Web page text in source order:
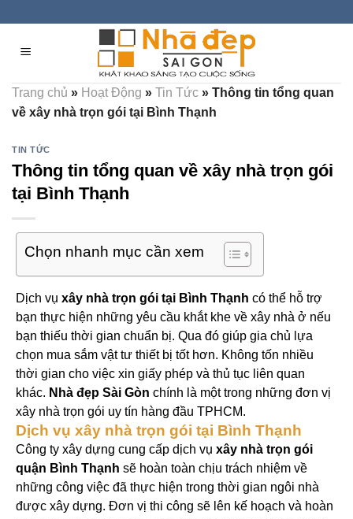
content
Trang chủ » Hoạt Động » Tin Tức » Thông tin tổng quan
về xây nhà trọn gói tại Bình Thạnh
TIN TỨC
Thông tin tổng quan về xây nhà trọn gói
tại Bình Thạnh
Chọn nhanh mục cần xem
Dịch vụ xây nhà trọn gói tại Bình Thạnh có thể hỗ trợ
bạn thực hiện những yêu cầu khắt khe về xây nhà ở nếu
bạn thiếu thời gian chuẩn bị. Qua đó giúp gia chủ lựa
chọn mua sắm vật tư thiết bị tốt hơn. Không tốn nhiều
thời gian cho việc xin giấy phép và thủ tục liên quan
khác. Nhà đẹp Sài Gòn chính là một trong những đơn vị
xây nhà trọn gói uy tín hàng đầu TPHCM.
Dịch vụ xây nhà trọn gói tại Bình Thạnh
Công ty xây dựng cung cấp dịch vụ xây nhà trọn gói
quận Bình Thạnh sẽ hoàn toàn chịu trách nhiệm về
những công việc đã thực hiện trong thời gian ngôi nhà
được xây dựng. Đơn vị thi công sẽ lên kế hoạch và hoàn